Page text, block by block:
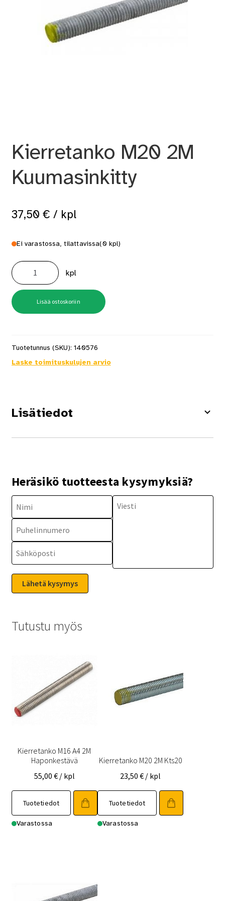
Kierretanko M20 2M
Kuumasinkitty
37,50 € / kpl
Ei varastossa, tilattavissa(0 kpl)
Kierretanko
M20
2M
Kuumasinkitty
määrä
kpl
Lisää ostoskoriin
Tuotetunnus (SKU): 140576
Laske toimituskulujen arvio
Lisätiedot
Heräsikö tuotteesta kysymyksiä?
Tutustu myös
Kierretanko M16 A4 2M
Haponkestävä
55,00 € / kpl
Tuotetiedot
Varastossa
Kierretanko M20 2M Kts20
23,50€ / kpl
Tuotetiedot
Varastossa